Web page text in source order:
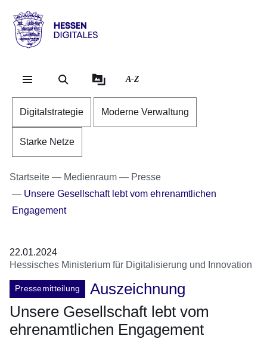
Hessen
Digitales
A-Z
Digitalstrategie Moderne Verwaltung
Starke Netze
Startseite Medienraum
Presse
Unsere Gesellschaft lebt vom ehrenamtlichen
Engagement
22.01.2024
Hessisches Ministerium für Digitalisierung und Innovation
Pressemitteilung
Auszeichnung
Unsere Gesellschaft lebt vom
ehrenamtlichen Engagement